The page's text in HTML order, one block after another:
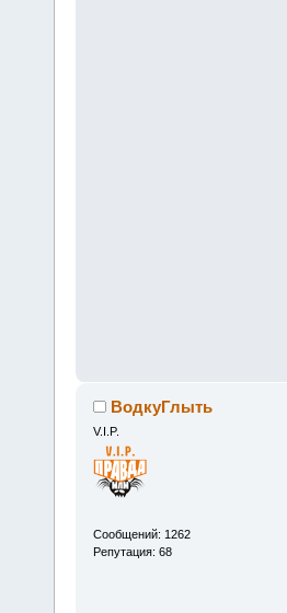
ВодкуГлыть
V.I.P.
Сообщений: 1262
Репутация: 68